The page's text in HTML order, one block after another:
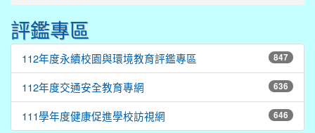
評鑑專區
112年度永續校園與環境教育評鑑專區 847
112年度交通安全教育專網 636
111學年度健康促進學校訪視網 646